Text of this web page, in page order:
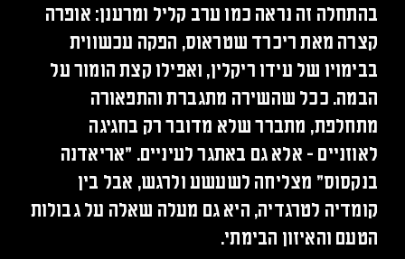
בהתחלה זה נראה כמו ערב קליל ומרענן: אופרה
קצרה מאת ריכרד שטראוס, הפקה עכשווית
בבימויו של עידו ריקלין, ואפילו קצת הומור על
הבמה. ככל שהשירה מתגברת והתפאורה
מתחלפת, מתברר שלא מדובר רק בחגיגה
לאוזניים – אלא גם באתגר לעיניים. ״אריאדנה
בנקסוס״ מצליחה לשעשע ולרגש, אבל בין
קומדיה לטרגדיה, היא גם מעלה שאלה על גבולות
הטעם והאיזון הבימתי.